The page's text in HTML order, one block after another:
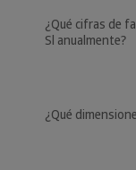
¿Qué cifras de
Sl anualmente?
¿Qué